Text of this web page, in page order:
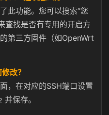
此功能。您可以搜索“您
查找是否有专用的开启方
第三方固件（如OpenWrt
改？
，在对应的SSH端口设置
并保存。